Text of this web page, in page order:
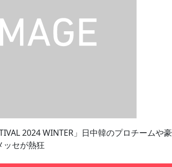
2024 WINTER」日中韓のプロチームや豪
ッセが熱狂